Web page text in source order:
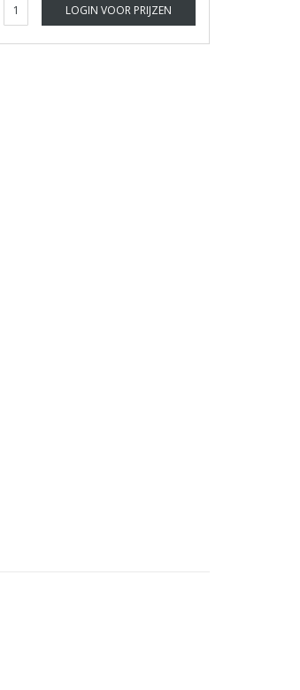
LOGIN VOOR PRIJZEN